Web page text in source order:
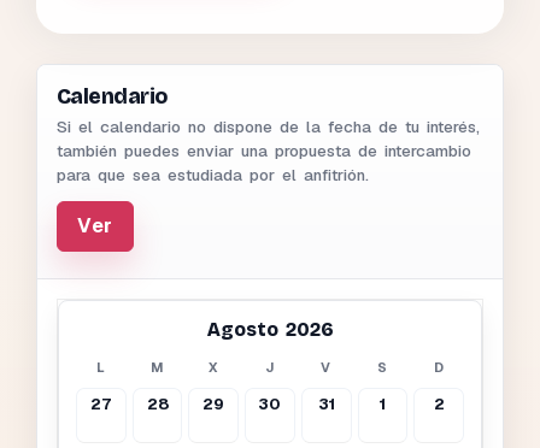
Calendario
Si el calendario no dispone de la fecha de tu interés,
también puedes enviar una propuesta de intercambio
para que sea estudiada por el anfitrión.
Ver
Agosto 2026
L M X J V S D
27 28 29 30 31 1 2